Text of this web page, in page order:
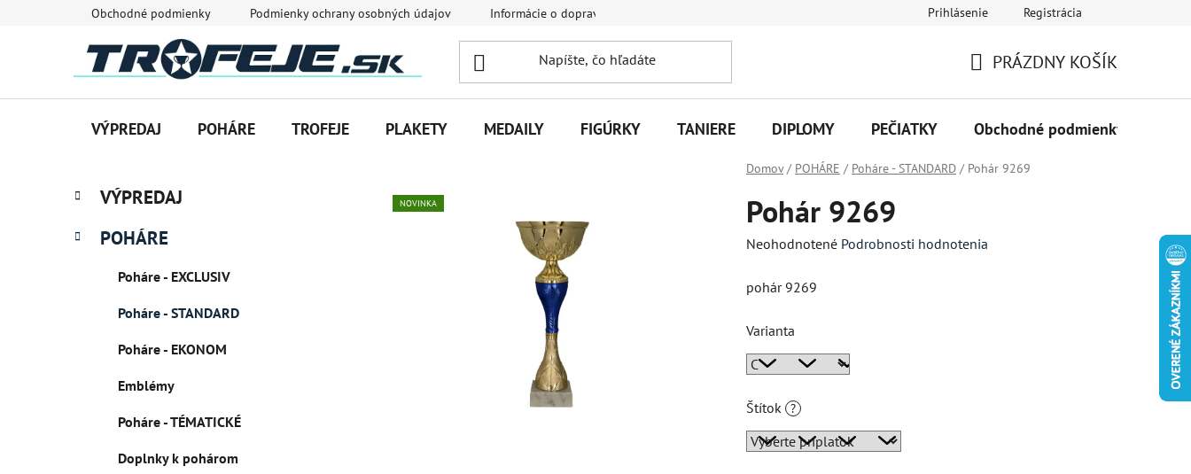
Obchodné podmienky Podmienky ochrany osobných údajov Informácie o doprave Prihlásenie Registrácia
KOŠÍK
PRÁZDNY KOŠÍK
VÝPREDAJ POHÁRE TROFEJE PLAKETY MEDAILY FIGÚRKY TANIERE DIPLOMY PEČIATKY Obchodné podmienky
Domov / POHÁRE / Poháre - STANDARD / Pohár 9269
B
č
Preskočiť
kategórie
K
a
e
VÝPREDAJ
POHÁRE
Poháre - EXCLUSIV
Poháre - STANDARD
Poháre - EKONOM
Emblémy
Poháre - TÉMATICKÉ
Doplnky k pohárom
Pohár 9269
Priemerné
produktu
0,0
hviezdičiek.
Neohodnotené Podrobnosti hodnotenia
pohár 9269
Varianta
Štítok ?
NOVINKA